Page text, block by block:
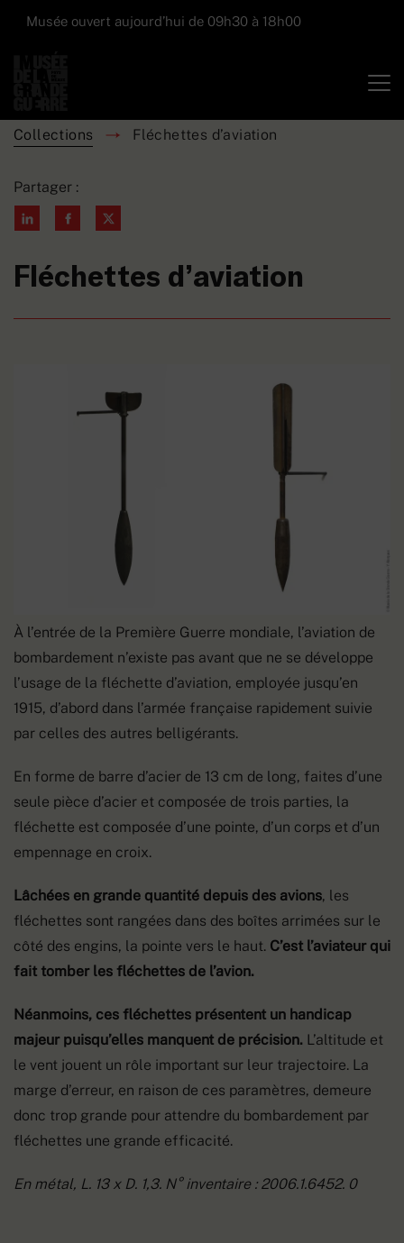
Musée ouvert aujourd’hui de 09h30 à 18h00
Collections Fléchettes d’aviation
Partager :
Fléchettes d’aviation
À l’entrée de la Première Guerre mondiale, l’aviation de
bombardement n’existe pas avant que ne se développe
l’usage de la fléchette d’aviation, employée jusqu’en
1915, d’abord dans l’armée française rapidement suivie
par celles des autres belligérants.
En forme de barre d’acier de 13 cm de long, faites d’une
seule pièce d’acier et composée de trois parties, la
fléchette est composée d’une pointe, d’un corps et d’un
empennage en croix.
Lâchées en grande quantité depuis des avions, les
fléchettes sont rangées dans des boîtes arrimées sur le
côté des engins, la pointe vers le haut. C’est l’aviateur qui
fait tomber les fléchettes de l’avion.
Néanmoins, ces fléchettes présentent un handicap
majeur puisqu’elles manquent de précision. L’altitude et
le vent jouent un rôle important sur leur trajectoire. La
marge d’erreur, en raison de ces paramètres, demeure
donc trop grande pour attendre du bombardement par
fléchettes une grande efficacité.
En métal, L. 13 x D. 1,3. N° inventaire : 2006.1.6452. 0